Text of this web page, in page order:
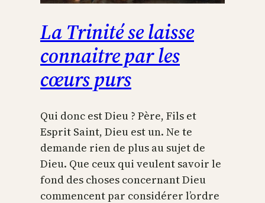
La Trinité se laisse
connaitre par les
cœurs purs
Qui donc est Dieu ? Père, Fils et
Esprit Saint, Dieu est un. Ne te
demande rien de plus au sujet de
Dieu. Que ceux qui veulent savoir le
fond des choses concernant Dieu
commencent par considérer l’ordre